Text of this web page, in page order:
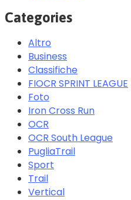
Categories
Altro
Business
Classifiche
FIOCR SPRINT LEAGUE
Foto
Iron Cross Run
OCR
OCR South League
PugliaTrail
Sport
Trail
Vertical